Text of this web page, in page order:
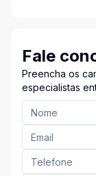
Fale
Preencha os
especialistas